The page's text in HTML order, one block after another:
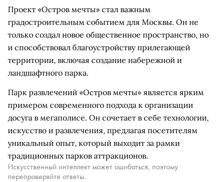
Проект «Остров мечты» стал важным
градостроительным событием для Москвы. Он не
только создал новое общественное пространство, но
и способствовал благоустройству прилегающей
территории, включая создание набережной и
ландшафтного парка.
Парк развлечений «Остров мечты» является ярким
примером современного подхода к организации
досуга в мегаполисе. Он сочетает в себе технологии,
искусство и развлечения, предлагая посетителям
уникальный опыт, который выходит за рамки
традиционных парков аттракционов.
Искусственный интеллект может ошибаться, поэтому
перепроверяйте ответы.